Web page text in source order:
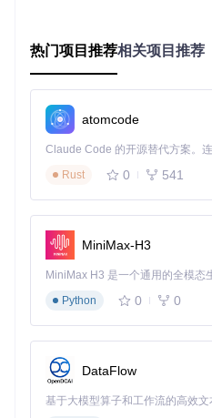
3. 执行优化操作
以下优化：
卸载预装冗余应用（保留
禁用遥测和数据收集服务
4. 效果验证检查优化完成后，
# 检查释放空间
Get-PSDrive
C | Select-
安全指南：分级风险管
热门项目推荐相关项目推荐
atomcode
Rust
0 541
MiniMax-H3
Python
0 0
DataFlow
基于大模型算子和工作流的高效